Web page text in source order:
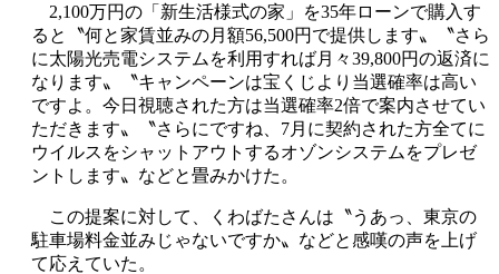
2,100万円の「新生活様式の家」を35年ローンで購入す
ると〝何と家賃並みの月額56,500円で提供します〟〝さら
に太陽光売電システムを利用すれば月々39,800円の返済に
なります〟〝キャンペーンは宝くじより当選確率は高い
ですよ。今日視聴された方は当選確率2倍で案内させてい
ただきます〟〝さらにですね、7月に契約された方全てに
ウイルスをシャットアウトするオゾンシステムをプレゼ
ントします〟などと畳みかけた。
この提案に対して、くわばたさんは〝うあっ、東京の
駐車場料金並みじゃないですか〟などと感嘆の声を上げ
て応えていた。